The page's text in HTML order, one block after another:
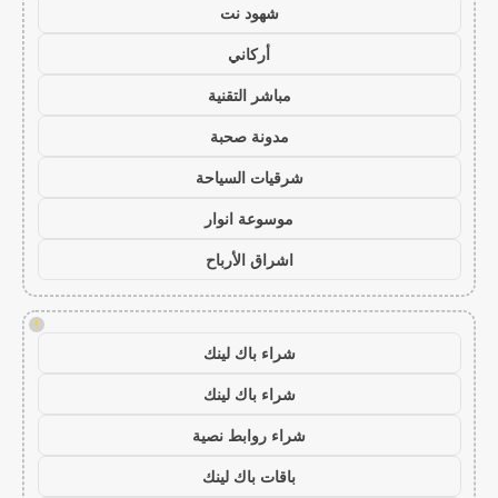
شهود نت
أركاني
مباشر التقنية
مدونة صحبة
شرقيات السياحة
موسوعة انوار
اشراق الأرباح
!
شراء باك لينك
شراء باك لينك
شراء روابط نصية
باقات باك لينك